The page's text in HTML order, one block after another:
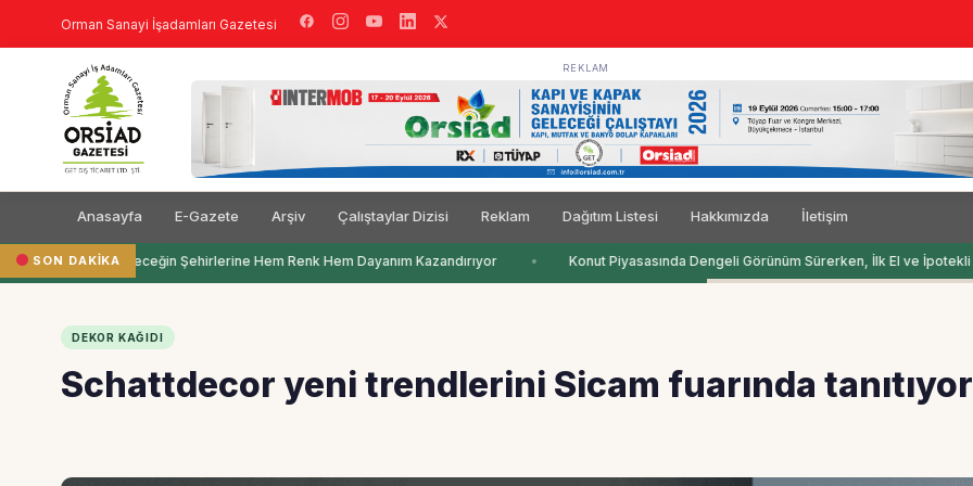
Orman Sanayi İşadamları Gazetesi
REKLAM
Anasayfa E-Gazete Arşiv Çalıştaylar Dizisi Reklam Dağıtım Listesi Hakkımızda İletişim
SON DAKIKA
Filli Boya Geleceğin Şehirlerine Hem Renk Hem Dayanım Kazandırıyor Konut Piyasasında Dengeli Görünüm Sürerken, İlk El ve İpotekli
DEKOR KAĞIDI
Schattdecor yeni trendlerini Sicam fuarında tanıtıyor